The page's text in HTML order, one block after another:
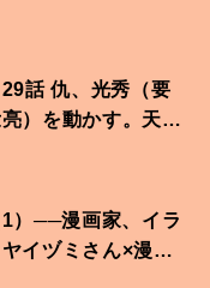
話 仇、光秀（要
）を動かす。天下
）──漫画家、イラ
イヅミさん×漫画